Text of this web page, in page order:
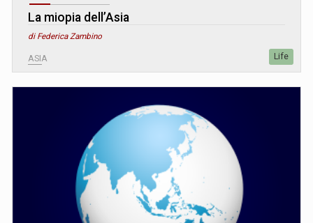
La miopia dell’Asia
di Federica Zambino
ASIA Life